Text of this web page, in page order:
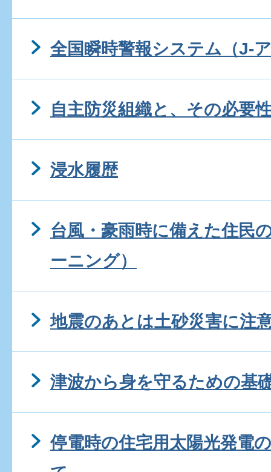
全国瞬時警報システム（J-
自主防災組織と、その必要
浸水履歴
台風・豪雨時に備えた住民
ーニング）
地震のあとは土砂災害に注
津波から身を守るための基
停電時の住宅用太陽光発電